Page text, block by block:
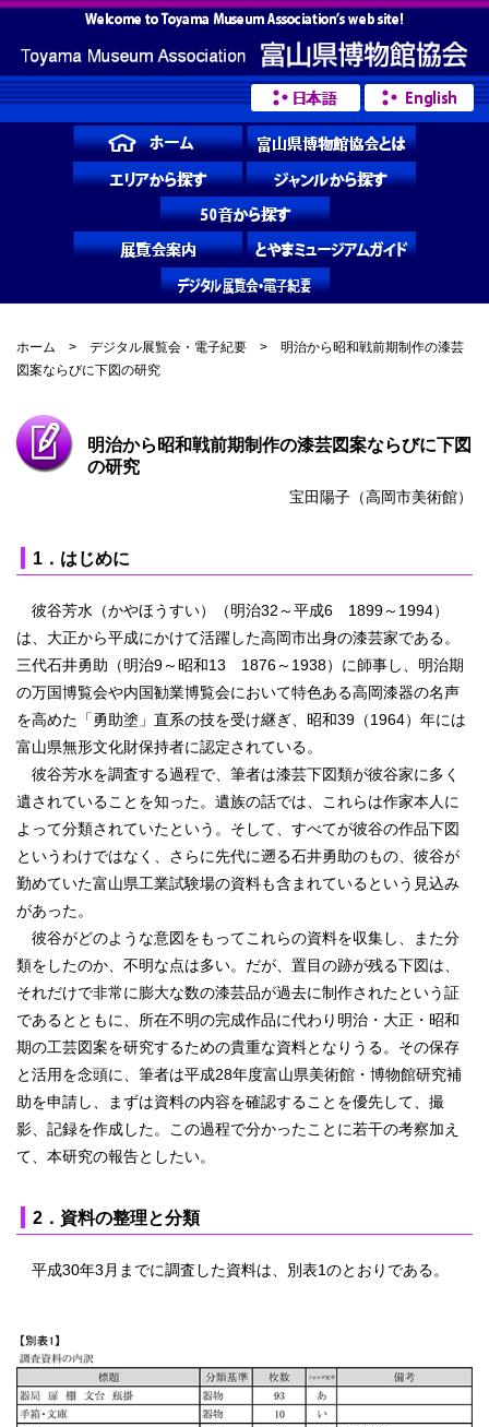
ホーム > デジタル展覧会・電子紀要 > 明治から昭和戦前期制作の漆芸
図案ならびに下図の研究
明治から昭和戦前期制作の漆芸図案ならびに下図
の研究
宝田陽子（高岡市美術館）
1．はじめに
彼谷芳水（かやほうすい）（明治32～平成6 1899～1994）
は、大正から平成にかけて活躍した高岡市出身の漆芸家である。
三代石井勇助（明治9～昭和13 1876～1938）に師事し、明治期
の万国博覧会や内国勧業博覧会において特色ある高岡漆器の名声
を高めた「勇助塗」直系の技を受け継ぎ、昭和39（1964）年には
富山県無形文化財保持者に認定されている。
彼谷芳水を調査する過程で、筆者は漆芸下図類が彼谷家に多く
遺されていることを知った。遺族の話では、これらは作家本人に
よって分類されていたという。そして、すべてが彼谷の作品下図
というわけではなく、さらに先代に遡る石井勇助のもの、彼谷が
勤めていた富山県工業試験場の資料も含まれているという見込み
があった。
彼谷がどのような意図をもってこれらの資料を収集し、また分
類をしたのか、不明な点は多い。だが、置目の跡が残る下図は、
それだけで非常に膨大な数の漆芸品が過去に制作されたという証
であるとともに、所在不明の完成作品に代わり明治・大正・昭和
期の工芸図案を研究するための貴重な資料となりうる。その保存
と活用を念頭に、筆者は平成28年度富山県美術館・博物館研究補
助を申請し、まずは資料の内容を確認することを優先して、撮
影、記録を作成した。この過程で分かったことに若干の考察加え
て、本研究の報告としたい。
2．資料の整理と分類
平成30年3月までに調査した資料は、別表1のとおりである。